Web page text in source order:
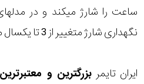
ساعت را شارژ میکند و در
نگهداری شارژ متغییر از 3 تا یکسال میباشد.
ایران تایمر بزرگترین و
صفحه
در